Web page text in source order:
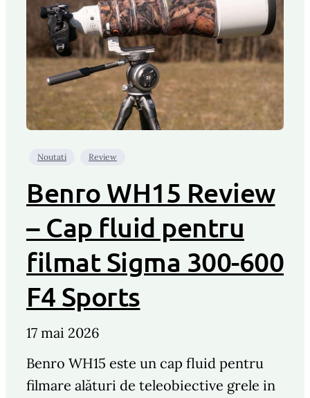
Noutati Review
Benro WH15 Review
– Cap fluid pentru
filmat Sigma 300-600
F4 Sports
17 mai 2026
Benro WH15 este un cap fluid pentru
filmare alături de teleobiective grele in